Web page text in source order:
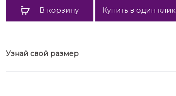
В корзину Купить в один клик
Узнай свой размер